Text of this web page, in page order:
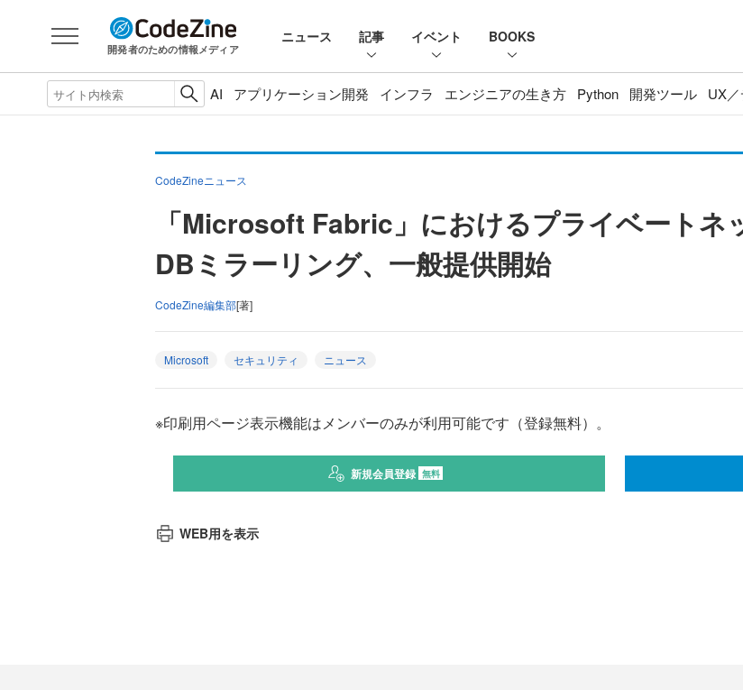
開発者のための情報メディア
ニュース 記事 イベント BOOKS
AI アプリケーション開発 インフラ エンジニアの生き方 Python 開発ツール UX
CodeZineニュース
「Microsoft Fabric」におけるプライベート
DBミラーリング、一般提供開始
CodeZine編集部[著]
Microsoft セキュリティ ニュース
※印刷用ページ表示機能はメンバーのみが利用可能です（登録無料）。
新規会員登録 無料
WEB用を表示